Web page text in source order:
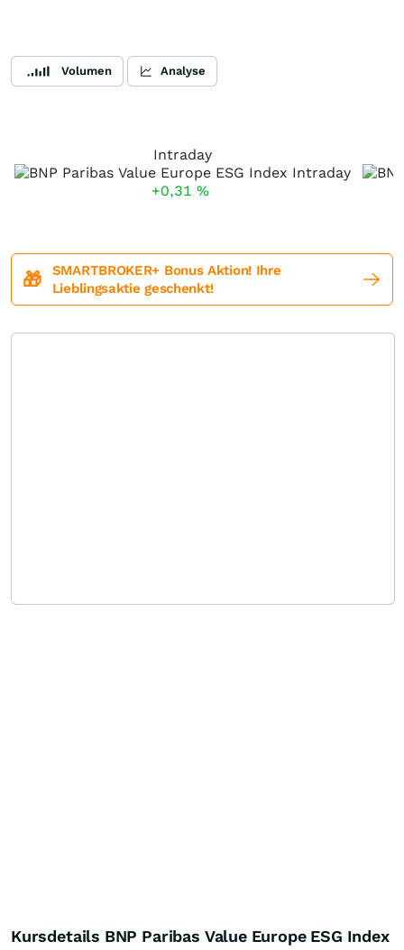
Volumen Analyse
Intraday
+0,31 %
🎁
SMARTBROKER+ Bonus Aktion! Ihre
Lieblingsaktie geschenkt!
Kursdetails BNP Paribas Value Europe ESG Index